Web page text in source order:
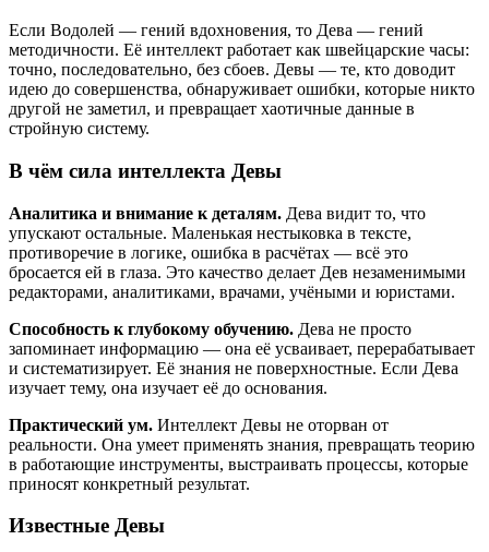
Если Водолей — гений вдохновения, то Дева — гений
методичности. Её интеллект работает как швейцарские часы:
точно, последовательно, без сбоев. Девы — те, кто доводит
идею до совершенства, обнаруживает ошибки, которые никто
другой не заметил, и превращает хаотичные данные в
стройную систему.
В чём сила интеллекта Девы
Аналитика и внимание к деталям. Дева видит то, что
упускают остальные. Маленькая нестыковка в тексте,
противоречие в логике, ошибка в расчётах — всё это
бросается ей в глаза. Это качество делает Дев незаменимыми
редакторами, аналитиками, врачами, учёными и юристами.
Способность к глубокому обучению. Дева не просто
запоминает информацию — она её усваивает, перерабатывает
и систематизирует. Её знания не поверхностные. Если Дева
изучает тему, она изучает её до основания.
Практический ум. Интеллект Девы не оторван от
реальности. Она умеет применять знания, превращать теорию
в работающие инструменты, выстраивать процессы, которые
приносят конкретный результат.
Известные Девы